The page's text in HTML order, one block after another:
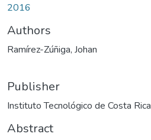
2016
Authors
Ramírez-Zúñiga, Johan
Publisher
Instituto Tecnológico de Costa Rica
Abstract